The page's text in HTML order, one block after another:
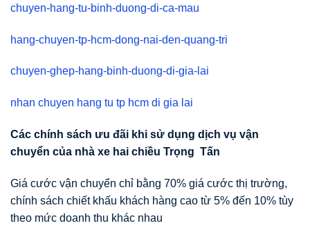
chuyen-hang-tu-binh-duong-di-ca-mau
hang-chuyen-tp-hcm-dong-nai-den-quang-tri
chuyen-ghep-hang-binh-duong-di-gia-lai
nhan chuyen hang tu tp hcm di gia lai
Các chính sách ưu đãi khi sử d ụng d ịch vụ vận
chuyển của nhà xe hai chiều Trọng Tấn
Giá cước vận chuyển chỉ bằng 70% giá cước thị trường,
chính sách chiết khấu khách hàng cao từ 5% đến 10% tùy
theo mức doanh thu khác nhau